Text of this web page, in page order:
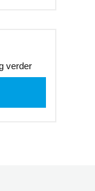
verder